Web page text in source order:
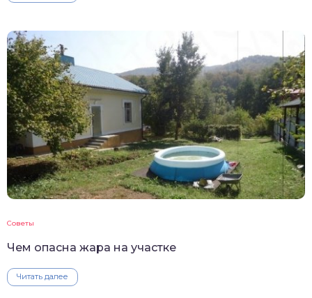
Советы
Чем опасна жара на участке
Читать далее